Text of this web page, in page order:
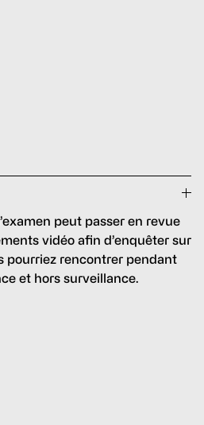
peut passer en revue
vidéo afin d’enquêter sur
pourriez rencontrer pendant
et hors surveillance.